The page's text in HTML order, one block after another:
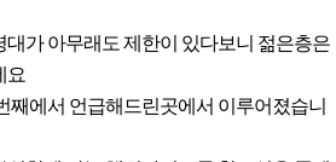
가 아무래도 제한이 있다보니 젊은층은
요
째에서 언급해드린곳에서 이루어졌습니